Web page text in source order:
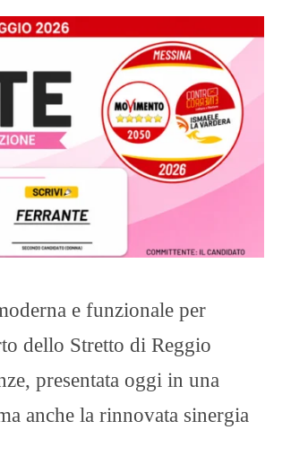
e funzionale per
dello Stretto di Reggio
presentata oggi in una
anche la rinnovata sinergia